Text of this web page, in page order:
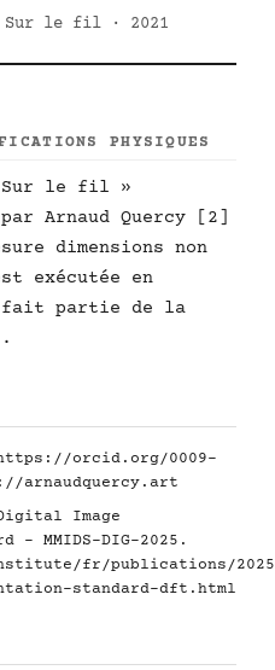
Sur le fil · 2021
PHYSIQUES
Sur le fil »
Arnaud Quercy [2]
dimensions non
exécutée en
fait partie de la
orcid.org/0009-
arnaudquercy.art
Image
- MMIDS-DIG-2025.
fr/publications/2025/
standard-dft.html